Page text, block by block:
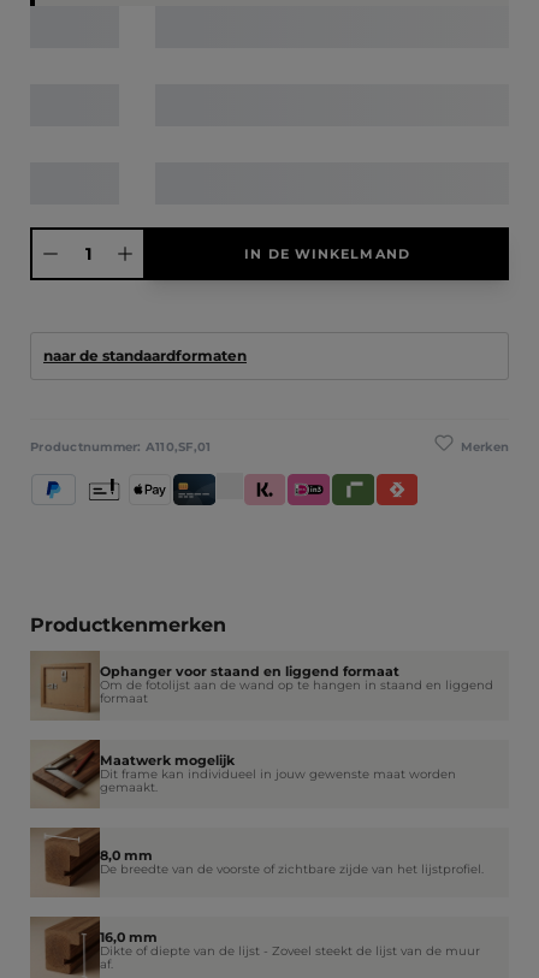
IN DE WINKELMAND
naar de standaardformaten
Merken
Productnummer: A110,SF,01
PayPal Apple PayCreditcard / BetaalpasKlarna (Achteraf betalen / In delen
iDeal IN3RivertySatispay
Vooruitbetaling
Productkenmerken
Ophanger voor staand en liggend formaat
Om de fotolijst aan de wand op te hangen in staand en liggend
formaat
Maatwerk mogelijk
Dit frame kan individueel in jouw gewenste maat worden
gemaakt.
8,0 mm
De breedte van de voorste of zichtbare zijde van het lijstprofiel.
16,0 mm
Dikte of diepte van de lijst - Zoveel steekt de lijst van de muur
af.